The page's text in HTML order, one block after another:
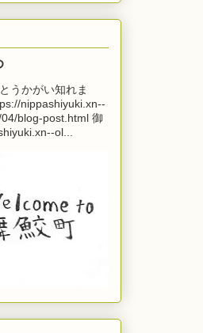
うかがい知れま
nippashiyuki.xn--
blog-post.html 御
ol...